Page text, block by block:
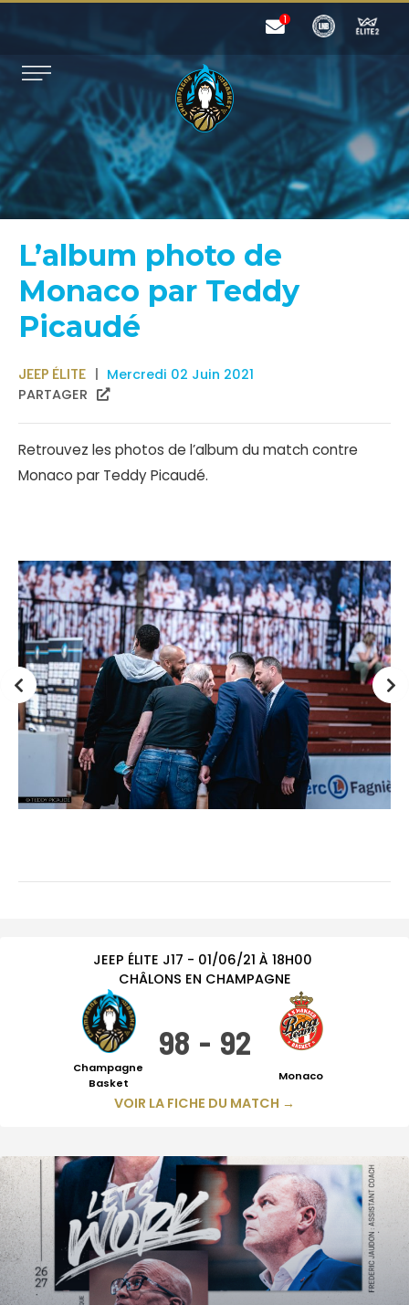
L’album photo de
Monaco par Teddy
Picaudé
JEEP ÉLITE
Mercredi 02 Juin 2021
PARTAGER
Retrouvez les photos de l’album du match contre
Monaco par Teddy Picaudé.
JEEP ÉLITE J17 - 01/06/21 À 18H00
CHÂLONS EN CHAMPAGNE
Champagne
Basket
98 - 92
Monaco
VOIR LA FICHE DU MATCH →